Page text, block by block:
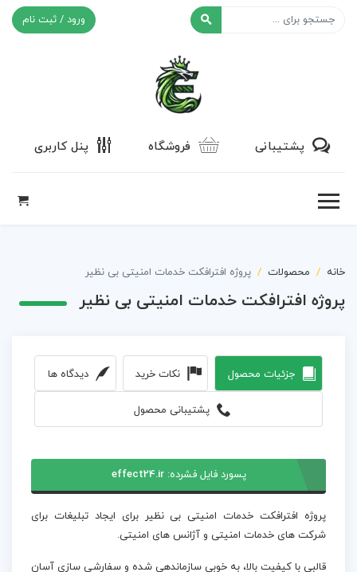
ورود / ثبت نام
پشتیبانی فروشگاه پنل کاربری
خانه محصولات پروژه افترافکت خدمات امنیتی بی نظیر
پروژه افترافکت خدمات امنیتی بی نظیر
جزئیات محصول نکات خرید دیدگاه ها
پشتیبانی محصول
پسورد فایل فشرده:effect24.ir
پروژه افترافکت خدمات امنیتی بی نظیر برای ایجاد تبلیغات برای
شرکت های خدمات امنیتی و آژانس های امنیتی.
قالبی با کیفیت بالا، به خوبی سازماندهی شده و سفارشی سازی آسان